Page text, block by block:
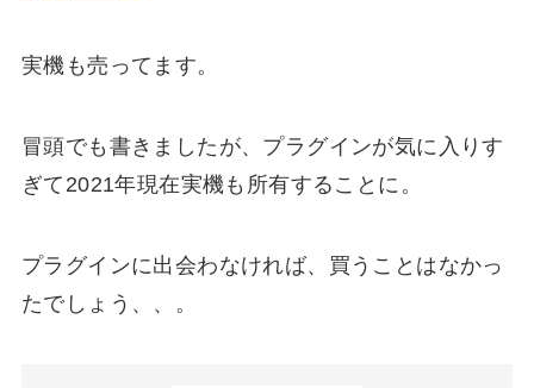
実機も売ってます。
冒頭でも書きましたが、プラグインが気に入りす
ぎて2021年現在実機も所有することに。
プラグインに出会わなければ、買うことはなかっ
たでしょう、、。